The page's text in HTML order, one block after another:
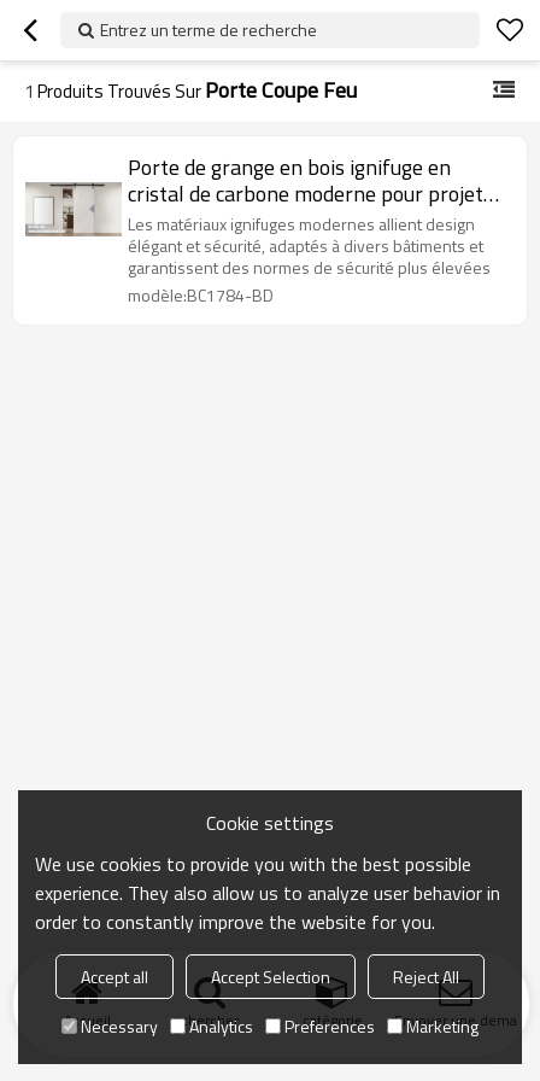
Entrez un terme de recherche
1 Produits Trouvés SurPorte Coupe Feu
Porte de grange en bois ignifuge en
cristal de carbone moderne pour projet
d'hôtel
Les matériaux ignifuges modernes allient design
élégant et sécurité, adaptés à divers bâtiments et
garantissent des normes de sécurité plus élevées
modèle:BC1784-BD
Accueil chercher catégorie Envoyer une
Cookie settings
We use cookies to provide you with the best possible
experience. They also allow us to analyze user behavior in
order to constantly improve the website for you.
Accept all Accept Selection
Reject All
Necessary
Analytics Preferences Marketing